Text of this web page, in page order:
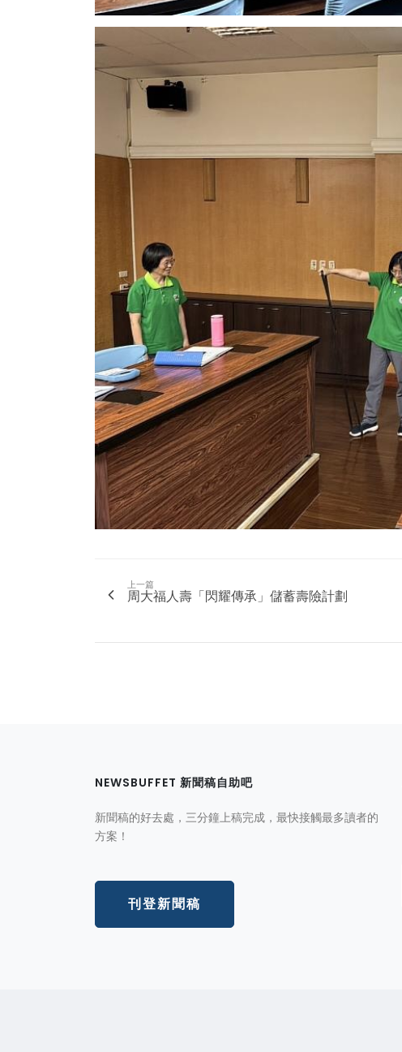
上一篇
周大福人壽「閃耀傳承」儲蓄壽險計劃
NEWSBUFFET 新聞稿自助吧
新聞稿的好去處，三分鐘上稿完成，最快接觸最多讀者的
方案！
刊登新聞稿